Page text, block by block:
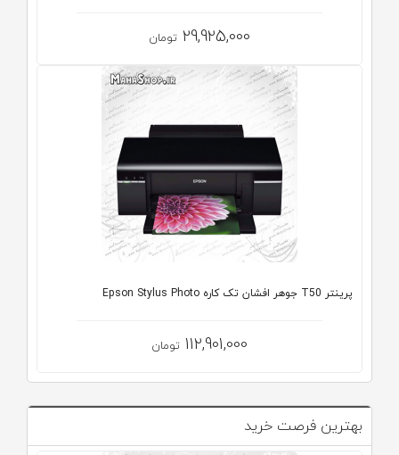
29,925,000 تومان
پرينتر T50 جوهر افشان تک کاره Epson Stylus Photo
112,901,000 تومان
بهترین فرصت خرید